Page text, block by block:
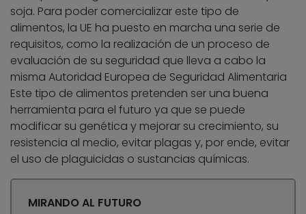
soja. Para poder comercializar este tipo de
alimentos, la UE ha puesto en marcha una serie de
requisitos, como la realización de un proceso de
evaluación de su seguridad que lleva a cabo la
misma Autoridad Europea de Seguridad Alimentaria
Este tipo de alimentos pretenden ser una buena
herramienta para el futuro ya que se puede
modificar su genética y mejorar su crecimiento, su
resistencia al medio, evitar plagas y, por ende, evitar
el uso de plaguicidas o sustancias químicas.
MIRANDO AL FUTURO